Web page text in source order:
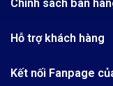
Tra cứu đơn hàng
Công nghệ - Sản
Review sản phẩm
Chính sách bán
Chính sách Hủy,
Hỗ trợ khách hàng
Kết nối Fanpage